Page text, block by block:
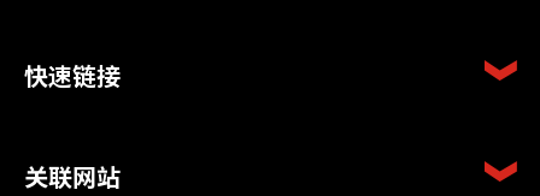
快速链接
关联网站